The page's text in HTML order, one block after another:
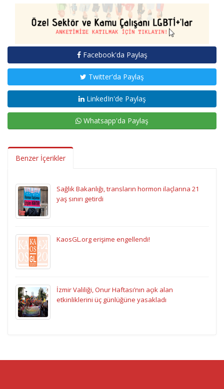
Facebook'da Paylaş
Twitter'da Paylaş
LinkedIn'de Paylaş
Whatsapp'da Paylaş
Benzer İçerikler
Sağlık Bakanlığı, transların hormon ilaçlarına 21
yaş sınırı getirdi
KaosGL.org erişime engellendi!
İzmir Valiliği, Onur Haftası’nın açık alan
etkinliklerini üç günlüğüne yasakladı